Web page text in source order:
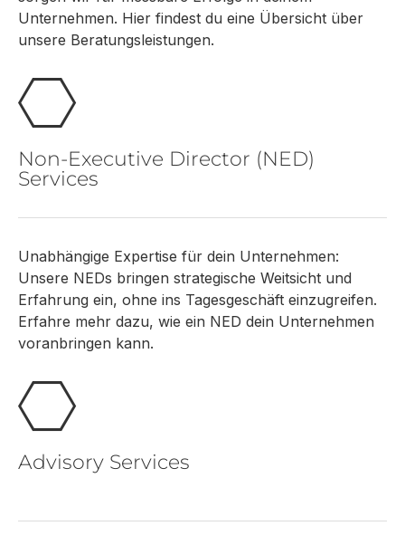
Unternehmen. Hier findest du eine Übersicht über
unsere Beratungsleistungen.
Non-Executive Director (NED)
Services
Unabhängige Expertise für dein Unternehmen:
Unsere NEDs bringen strategische Weitsicht und
Erfahrung ein, ohne ins Tagesgeschäft einzugreifen.
Erfahre mehr dazu, wie ein NED dein Unternehmen
voranbringen kann.
Advisory Services